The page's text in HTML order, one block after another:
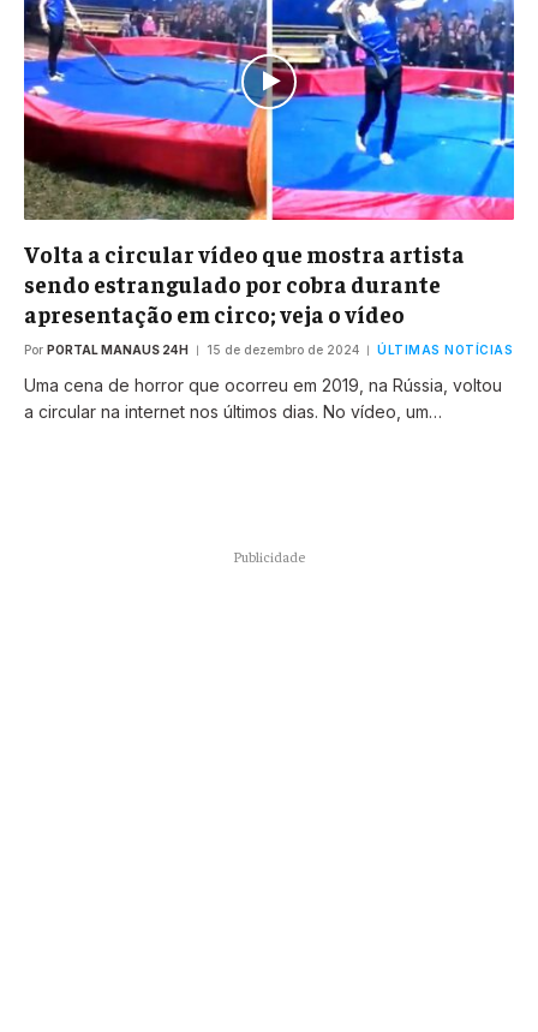
Volta a circular vídeo que mostra artista
sendo estrangulado por cobra durante
apresentação em circo; veja o vídeo
Por PORTAL MANAUS 24H 15 de dezembro de 2024 ÚLTIMAS NOTÍCIAS
Uma cena de horror que ocorreu em 2019, na Rússia, voltou
a circular na internet nos últimos dias. No vídeo, um…
Publicidade